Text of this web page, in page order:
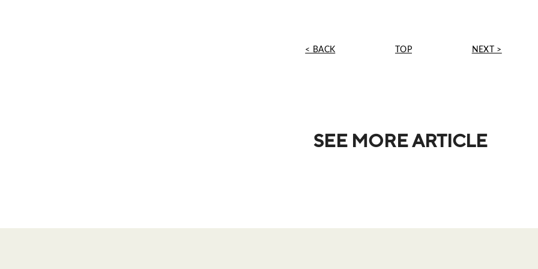
< BACK TOP NEXT >
SEE MORE ARTICLE